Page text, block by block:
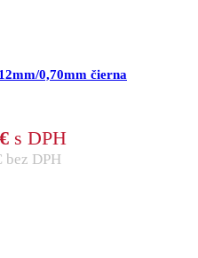
0,70mm čierna
€ s DPH
bez DPH